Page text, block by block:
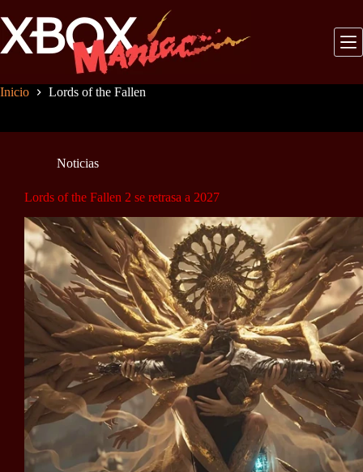
al
contenido
Inicio Lords of the Fallen
Noticias
Lords of the Fallen 2 se retrasa a 2027